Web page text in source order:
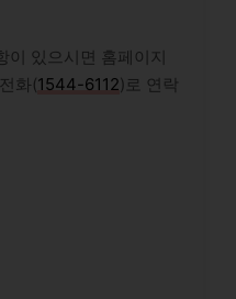
있으시면 홈페이지
화(1544-6112)로 연락